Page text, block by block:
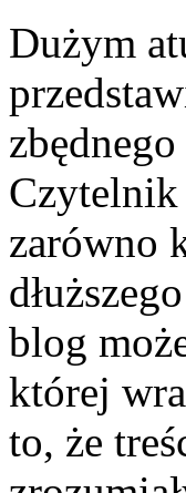
Dużym
Czytelnik
zarówno
blog
której
to, że